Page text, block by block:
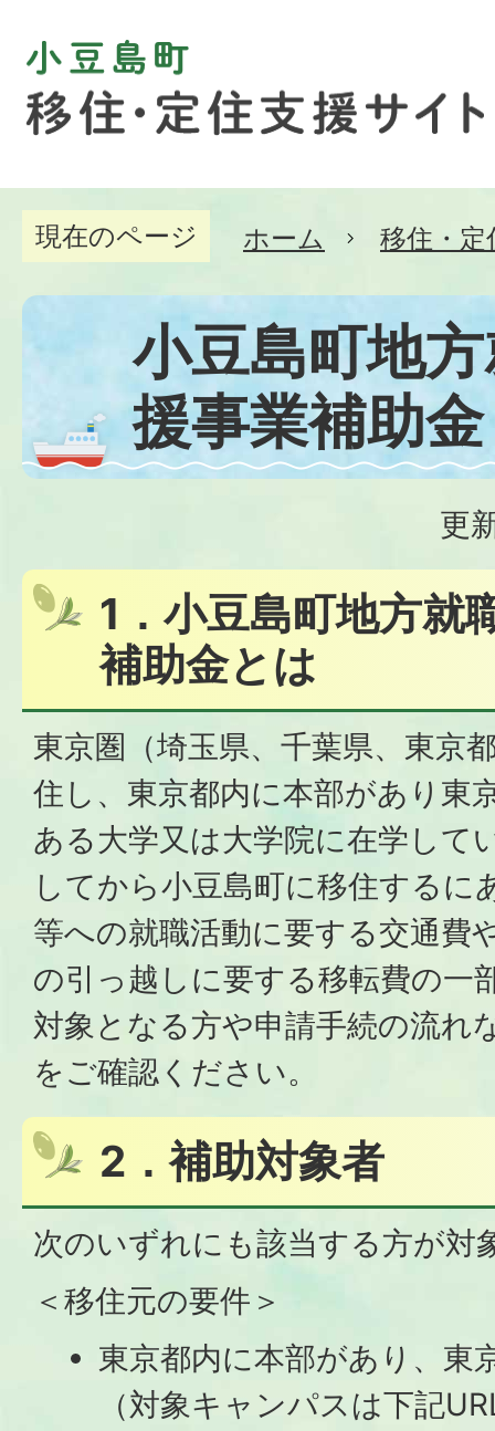
現在のページ ホーム 移住・
小豆島町地
援事業補助金
更
1．小豆島町地方就
補助金とは
東京圏（埼玉県、千葉県、東京
住し、東京都内に本部があり東
ある大学又は大学院に在学して
してから小豆島町に移住するに
等への就職活動に要する交通費
の引っ越しに要する移転費の一
対象となる方や申請手続の流れ
をご確認ください。
2．補助対象者
次のいずれにも該当する方が対
＜移住元の要件＞
東京都内に本部があり、東
（対象キャンパスは下記